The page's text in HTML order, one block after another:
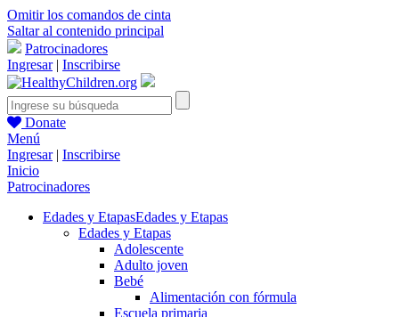
Omitir los comandos de cinta
Saltar al contenido principal
Patrocinadores
Ingresar| Inscribirse
Donate
Menú
Ingresar| Inscribirse
Inicio
Patrocinadores
Edades y EtapasEdades y Etapas
Edades y Etapas
Adolescente
Adulto joven
Bebé
Alimentación con fórmula
Escuela primaria